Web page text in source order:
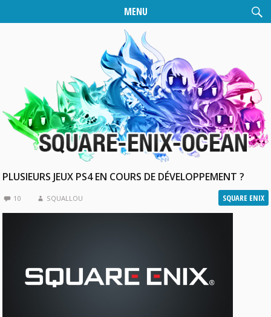
MENU
PLUSIEURS JEUX PS4 EN COURS DE DÉVELOPPEMENT ?
SQUARE ENIX
10 SQUALLOU